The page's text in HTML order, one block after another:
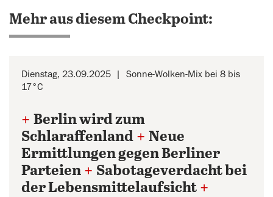
Mehr aus diesem Checkpoint:
Dienstag, 23.09.2025
Sonne-Wolken-Mix bei 8 bis
17°C
+ Berlin wird zum
Schlaraffenland + Neue
Ermittlungen gegen Berliner
Parteien + Sabotageverdacht bei
der Lebensmittelaufsicht +